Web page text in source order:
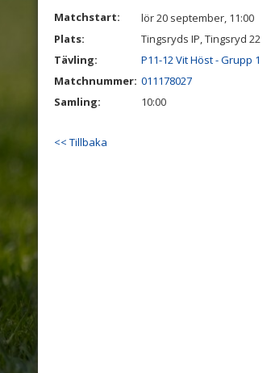
Matchstart:
lör 20 september, 11:00
Plats:
Tingsryds IP, Tingsryd 22
Tävling:
P11-12 Vit Höst - Grupp 1
Matchnummer: 011178027
Samling:
10:00
<< Tillbaka